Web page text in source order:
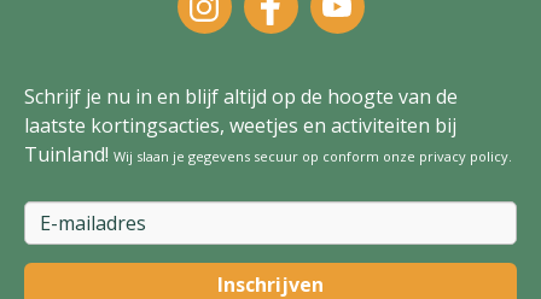
Schrijf je nu in en blijf altijd op de hoogte van de
laatste kortingsacties, weetjes en activiteiten bij
Tuinland! Wij slaan je gegevens secuur op conform onze privacy policy.